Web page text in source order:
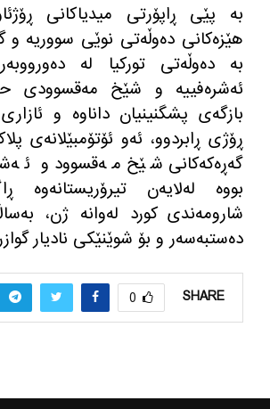
به‌ پێی ڕاپۆرتی میدیاكانی
هێزه‌كانی ده‌وڵه‌تی نوێی سووریه‌ و
به‌ ده‌وڵه‌تی توركیا له‌
ئه‌شره‌فییه‌ و شێخ مه‌قسوودی
بازگه‌ی پشگنینیان داناوه‌ و
ڕۆژی ڕابردوو، ئه‌و ئۆتۆمبێلانه‌ی
گه‌ڕه‌كه‌كانی شێخ مه‌قسوود و
شارومه‌ندی كورد له‌وانه ژن،
ده‌ستبه‌سه‌ر و بۆ شوێنێكی نادیار
SHARE
0